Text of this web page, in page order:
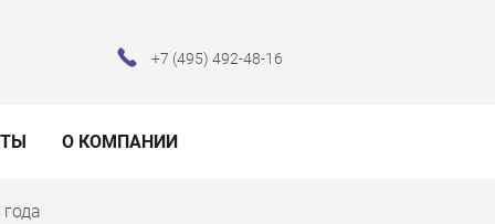
+7 (495) 492-48-16
О КОМПАНИИ